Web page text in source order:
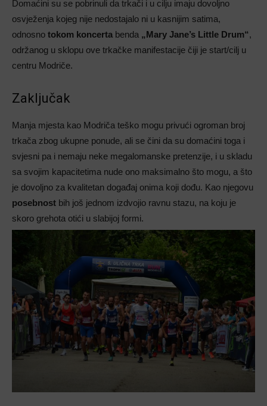
Domaćini su se pobrinuli da trkači i u cilju imaju dovoljno
osvježenja kojeg nije nedostajalo ni u kasnijim satima,
odnosno tokom koncerta benda „Mary Jane’s Little Drum“,
održanog u sklopu ove trkačke manifestacije čiji je start/cilj u
centru Modriče.
Zaključak
Manja mjesta kao Modriča teško mogu privući ogroman broj
trkača zbog ukupne ponude, ali se čini da su domaćini toga i
svjesni pa i nemaju neke megalomanske pretenzije, i u skladu
sa svojim kapacitetima nude ono maksimalno što mogu, a što
je dovoljno za kvalitetan događaj onima koji dođu. Kao njegovu
posebnost bih još jednom izdvojio ravnu stazu, na koju je
skoro grehota otići u slabijoj formi.